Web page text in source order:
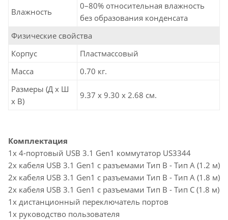
Влажность
0–80% относительная влажность
без образования конденсата
Физические свойства
Корпус
Пластмассовый
Масса
0.70 кг.
Размеры (Д х Ш
х В)
9.37 x 9.30 x 2.68 см.
Комплектация
1x 4-портовый USB 3.1 Gen1 коммутатор US3344
2x кабеля USB 3.1 Gen1 с разъемами Тип B - Тип A (1.2 м)
2x кабеля USB 3.1 Gen1 с разъемами Тип B - Тип A (1.8 м)
2x кабеля USB 3.1 Gen1 с разъемами Тип B - Тип C (1.8 м)
1x дистанционный переключатель портов
1x руководство пользователя